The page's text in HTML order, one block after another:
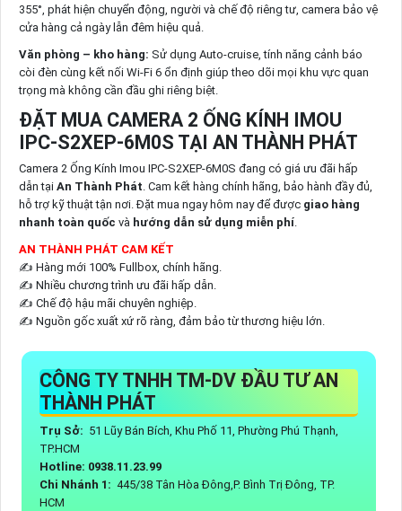
355°, phát hiện chuyển động, người và chế độ riêng tư, camera bảo vệ
cửa hàng cả ngày lẫn đêm hiệu quả.
Văn phòng – kho hàng: Sử dụng Auto-cruise, tính năng cảnh báo
còi đèn cùng kết nối Wi-Fi 6 ổn định giúp theo dõi mọi khu vực quan
trọng mà không cần đầu ghi riêng biệt.
ĐẶT MUA CAMERA 2 ỐNG KÍNH IMOU
IPC-S2XEP-6M0S TẠI AN THÀNH PHÁT
Camera 2 Ống Kính Imou IPC-S2XEP-6M0S đang có giá ưu đãi hấp
dẫn tại An Thành Phát . Cam kết hàng chính hãng, bảo hành đầy đủ,
hỗ trợ kỹ thuật tận nơi. Đặt mua ngay hôm nay để được giao hàng
nhanh toàn quốc và hướng dẫn sử dụng miễn phí.
AN THÀNH PHÁT CAM KẾT
✍️ Hàng mới 100% Fullbox, chính hãng.
✍️ Nhiều chương trình ưu đãi hấp dẫn.
✍️ Chế độ hậu mãi chuyên nghiệp.
✍️ Nguồn gốc xuất xứ rõ ràng, đảm bảo từ thương hiệu lớn.
CÔNG TY TNHH TM-DV ĐẦU TƯ AN
THÀNH PHÁT
Trụ Sở: 51 Lũy Bán Bích, Khu Phố 11, Phường Phú Thạnh,
TP.HCM
Hotline: 0938.11.23.99
Chi Nhánh 1: 445/38 Tân Hòa Đông,P. Bình Trị Đông, TP.
HCM